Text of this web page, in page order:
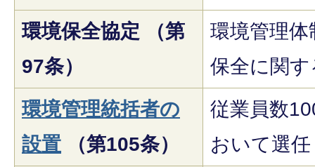
環境保全協定 （第
97条）
環境管理
保全に関
環境管理統括者の
設置 （第105条）
従業員数
おいて選任